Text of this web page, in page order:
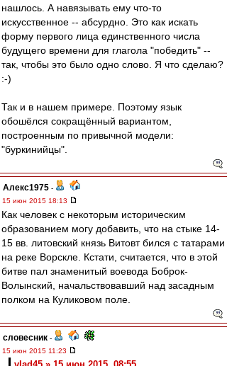
нашлось. А навязывать ему что-то
искусственное -- абсурдно. Это как искать
форму первого лица единственного числа
будущего времени для глагола "победить" --
так, чтобы это было одно слово. Я что сделаю?
:-)
Так и в нашем примере. Поэтому язык
обошёлся сокращённый вариантом,
построенным по привычной модели:
"буркинийцы".
Алекс1975 -
15 июн 2015 18:13
Как человек с некоторым историческим
образованием могу добавить, что на стыке 14-
15 вв. литовский князь Витовт бился с татарами
на реке Ворскле. Кстати, считается, что в этой
битве пал знаменитый воевода Боброк-
Волынский, начальствовавший над засадным
полком на Куликовом поле.
словесник -
15 июн 2015 11:23